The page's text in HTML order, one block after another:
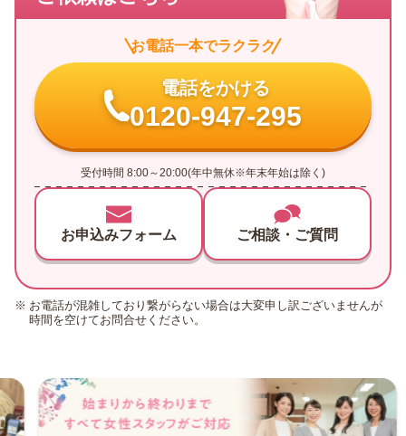
お電話一本でラクラク
電話をかける
0120-947-295
受付時間 8:00～20:00(年中無休※年末年始は除く)
お申込みフォーム ご相談・ご質問
お電話が混雑しており繋がらない場合は大変申し訳ございませんが
時間を空けてお問合せください。